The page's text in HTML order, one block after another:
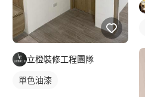
立橙裝修工程團隊
單色油漆